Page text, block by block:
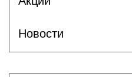
Новости